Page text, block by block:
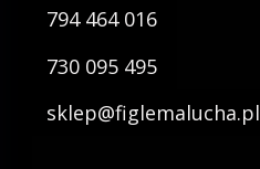
794 464 016
730 095 495
sklep@figlemalucha.pl